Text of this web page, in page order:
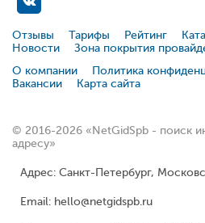
Отзывы Тарифы Рейтинг
Новости
Зона покрытия
О компании
Политика
Вакансии
Карта сайта
© 2016-2026 «NetGidSpb - поиск
адресу»
Адрес: Санкт-Петербург,
Email: hello@netgidspb.ru